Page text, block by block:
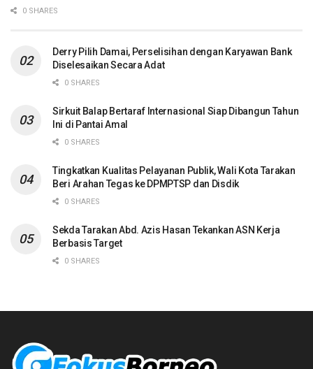
0 SHARES
Derry Pilih Damai, Perselisihan dengan Karyawan Bank
Diselesaikan Secara Adat
0 SHARES
Sirkuit Balap Bertaraf Internasional Siap Dibangun Tahun
Ini di Pantai Amal
0 SHARES
Tingkatkan Kualitas Pelayanan Publik, Wali Kota Tarakan
Beri Arahan Tegas ke DPMPTSP dan Disdik
0 SHARES
Sekda Tarakan Abd. Azis Hasan Tekankan ASN Kerja
Berbasis Target
0 SHARES